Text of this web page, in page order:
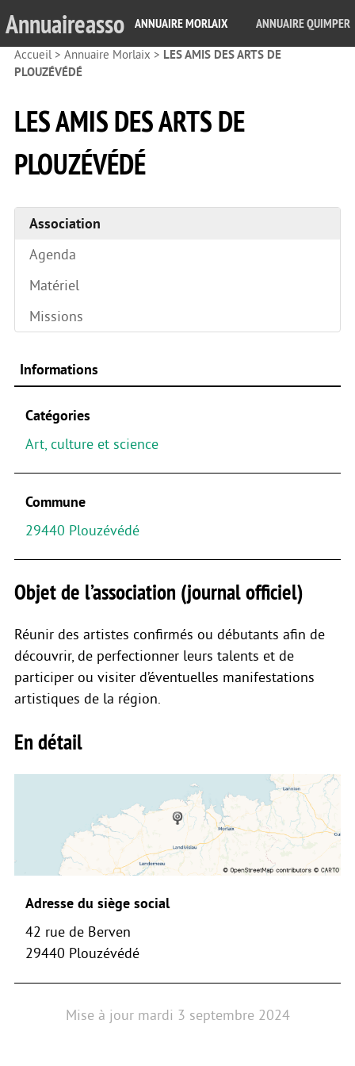
Annuaireasso ANNUAIRE MORLAIX ANNUAIRE QUIMPER
Accueil> Annuaire Morlaix > LES AMIS DES ARTS DE
PLOUZÉVÉDÉ
LES AMIS DES ARTS DE
PLOUZÉVÉDÉ
Association
Agenda
Matériel
Missions
Informations
Catégories
Art, culture et science
Commune
29440 Plouzévédé
Objet de l’association (journal officiel)
Réunir des artistes confirmés ou débutants afin de
découvrir, de perfectionner leurs talents et de
participer ou visiter d’éventuelles manifestations
artistiques de la région.
En détail
Adresse du siège social
42 rue de Berven
29440 Plouzévédé
Mise à jour mardi 3 septembre 2024